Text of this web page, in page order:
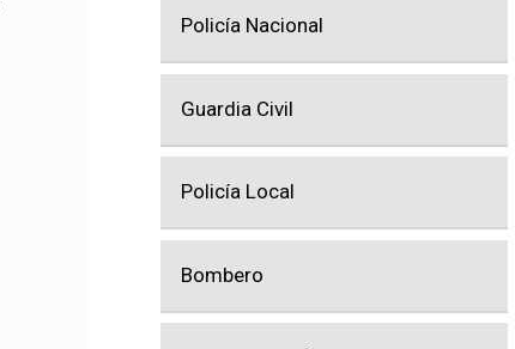
Policía Nacional
Guardia Civil
Policía Local
Bombero